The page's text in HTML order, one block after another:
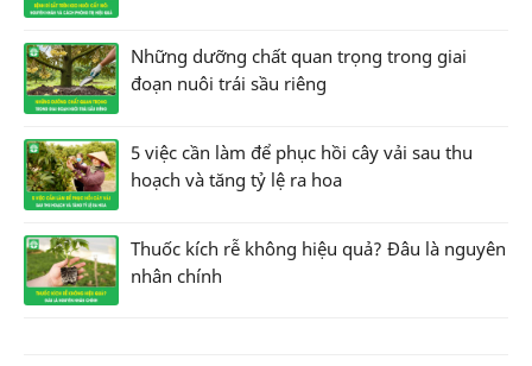
Những dưỡng chất quan trọng trong giai
đoạn nuôi trái sầu riêng
5 việc cần làm để phục hồi cây vải sau thu
hoạch và tăng tỷ lệ ra hoa
Thuốc kích rễ không hiệu quả? Đâu là nguyên
nhân chính